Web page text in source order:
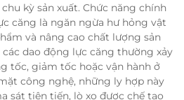
kỳ sản xuất. Chức năng chính
căng là ngăn ngừa hư hỏng vật
và nâng cao chất lượng sản
dao động lực căng thường xảy
tốc, giảm tốc hoặc vận hành ở
công nghệ, những ly hợp này
sát tiên tiến, lò xo được chế tạo